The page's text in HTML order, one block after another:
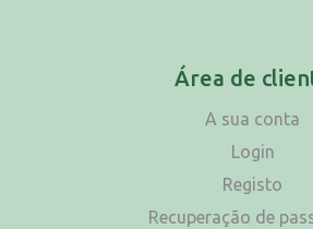
Área de
A sua conta
Login
Registo
Recuperação de